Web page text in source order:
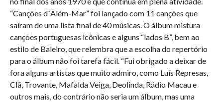
“Canções d´Além-Mar” foi lançado com 11 canções que
saíram de uma lista final de 40 músicas. O álbum mistura
canções portuguesas icônicas e alguns “lados B”, bem ao
estilo de Baleiro, que relembra que a escolha do repertório
para o álbum não foi tarefa fácil. “Fui obrigado a deixar de
fora alguns artistas que muito admiro, como Luís Represas,
Clã, Trovante, Mafalda Veiga, Deolinda, Rádio Macau e
outros mais, do contrário não seria um álbum, mas uma